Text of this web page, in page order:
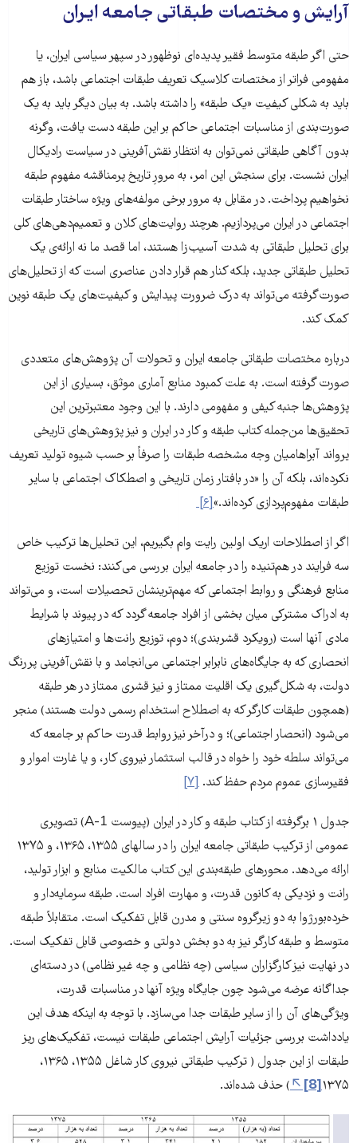
آرایش و مختصات طبقاتی جامعه ایران
حتی اگر طبقه متوسط فقیر پدیده‌ای نوظهور در سپهر سیاسی ایران، یا
مفهومی فراتر از مختصات کلاسیک تعریف طبقات اجتماعی باشد، باز هم
باید به شکلی کیفیت «یک طبقه» را داشته باشد. به بیان دیگر باید به یک
صورت‌بندی از مناسبات اجتماعی حاکم بر این طبقه دست‌ یافت، وگرنه
بدون آگاهی طبقاتی نمی‌توان به انتظار نقش‌آفرینی در سیاست رادیکال
ایران نشست. برای سنجش این امر، به مرورِ تاریخ پرمناقشه مفهوم طبقه
نخواهیم پرداخت. در مقابل به مرور برخی مولفه‌های ویژه ساختار طبقات
اجتماعی در ایران می‌پردازیم. هرچند روایت‌های کلان و تعمیم‌دهی‌های کلی
برای تحلیل طبقاتی به شدت آسیب‌زا هستند، اما قصد ما نه ارائه‌ی یک
تحلیل طبقاتی جدید، بلکه کنار هم قرار دادن عناصری است که از تحلیل‌های
صورت‌گرفته می‌تواند به درک ضرورت پیدایش و کیفیت‌های یک طبقه نوین
کمک کند.
درباره مختصات طبقاتی جامعه ایران و تحولات آن پژوهش‌های متعددی
صورت گرفته است. به علت کمبود منابع آماری موثق، بسیاری از این
پژوهش‌ها جنبه کیفی و مفهومی دارند. با این وجود معتبرترین این
تحقیق‌ها من‌جمله کتاب طبقه و کار در ایران و نیز پژوهش‌های تاریخی
یرواند آبراهامیان وجه مشخصه طبقات را صرفاً بر حسب شیوه تولید تعریف
نکرده‌اند، بلکه آن را «در بافتار زمان تاریخی و اصطکاک اجتماعی با سایر
طبقات مفهوم‌پردازی کرده‌اند.»[۶]
اگر از اصطلاحات اریک اولین رایت وام بگیریم، این تحلیل‌‌ها ترکیب خاص
سه فرایند در هم‌تنیده را در جامعه ایران بررسی می‌کنند: نخست توزیع
منابع فرهنگی و روابط اجتماعی که مهم‌ترینشان تحصیلات است، و می‌تواند
به ادراک مشترکی میان بخشی از افراد جامعه گردد که در پیوند با شرایط
مادی آنها است (رویکرد قشربندی)؛ دوم، توزیع رانت‌ها و امتیازهای
انحصاری که به جایگاه‌های نابرابر اجتماعی می‌انجامد و با نقش‌آفرینی پررنگ
دولت، به شکل‌گیری یک اقلیت ممتاز و نیز قشری ممتاز در هر طبقه
(همچون طبقات کارگر که به اصطلاح استخدام رسمی دولت هستند) منجر
می‌شود (انحصار اجتماعی)؛ و درآخر نیز روابط قدرت حاکم بر جامعه که
می‌تواند سلطه خود را خواه در قالب استثمار نیروی کار، و یا غارت اموار و
فقیرسازی عموم مردم حفظ کند. [۷]
جدول ۱ برگرفته از کتاب طبقه و کار در ایران (پیوست 1-A) تصویری
عمومی از ترکیب طبقاتی جامعه ایران را در سالهای ۱۳۵۵، ۱۳۶۵، و ۱۳۷۵
ارائه می‌دهد. محورهای طبقه‌بندی این کتاب مالکیت منابع و ابزار تولید،
رانت و نزدیکی به کانون قدرت، و مهارت افراد است. طبقه سرمایه‌دار و
خرده‌بورژوا به دو زیرگروه سنتی و مدرن قابل تفکیک است. متقابلاً طبقه
متوسط و طبقه کارگر نیز به دو بخش دولتی و خصوصی قابل تفکیک است.
در نهایت نیز کارگزاران سیاسی (چه نظامی و چه غیر نظامی) در دسته‌ای
جداگانه عرضه می‌شود چون جایگاه ویژه آنها در مناسبات قدرت،
ویژگی‌های آن را از سایر طبقات جدا می‌سازد. با توجه به اینکه هدف این
یادداشت بررسی جزئیات آرایش اجتماعی طبقات نیست، تفکیک‌های ریز
طبقات از این جدول ( ترکیب طبقاتی نیروی کار شاغل ۱۳۵۵، ۱۳۶۵،
۱۳۷۵[8] ) حذف شده‌اند.